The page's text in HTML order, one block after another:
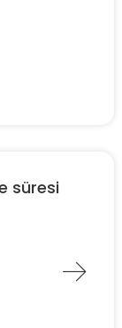
süresi